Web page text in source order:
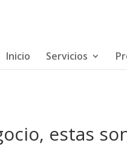
Inicio Servicios
estas